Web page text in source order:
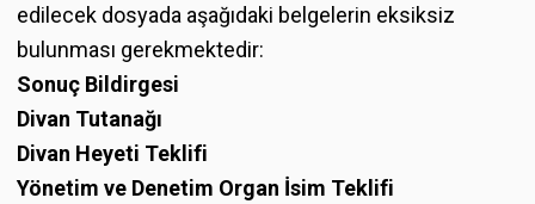
edilecek dosyada aşağıdaki belgelerin eksiksiz
bulunması gerekmektedir:
Sonuç Bildirgesi
Divan Tutanağı
Divan Heyeti Teklifi
Yönetim ve Denetim Organ İsim Teklifi